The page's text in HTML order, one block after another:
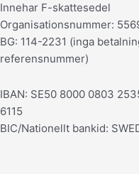
Innehar F-skattesedel
Organisationsnummer:
BG: 114-2231 (inga
referensnummer)
IBAN: SE50 8000 0803
6115
BIC/Nationellt bankid: